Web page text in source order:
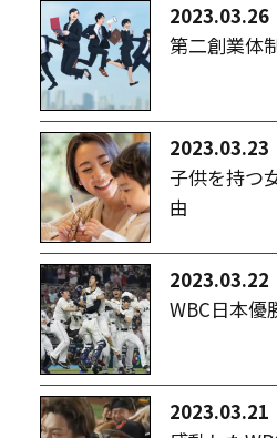
2023.03.26
第二創業体
2023.03.23
子供を持つ
由
2023.03.22
WBC日本優
2023.03.21